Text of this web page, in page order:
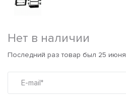
Нет в наличии
Последний раз товар был 25 июня